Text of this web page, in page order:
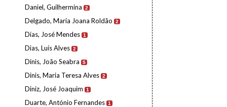
Daniel, Guilhermina 2
Delgado, Maria Joana Roldão 2
Dias, José Mendes 1
Dias, Luís Alves 2
Dinis, João Seabra 5
Dinis, Maria Teresa Alves 2
Diniz, José Joaquim 1
Duarte, António Fernandes 1